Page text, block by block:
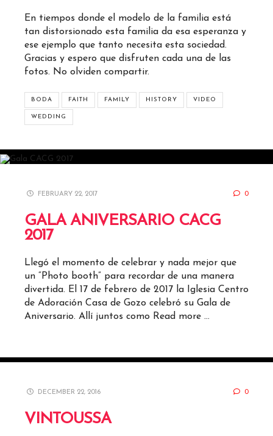
En tiempos donde el modelo de la familia está
tan distorsionado esta familia da esa esperanza y
ese ejemplo que tanto necesita esta sociedad.
Gracias y espero que disfruten cada una de las
fotos. No olviden compartir.
BODA FAITH FAMILY HISTORY VIDEO
WEDDING
FEBRUARY 22, 2017 0
GALA ANIVERSARIO CACG
2017
Llegó el momento de celebrar y nada mejor que
un “Photo booth” para recordar de una manera
divertida. El 17 de febrero de 2017 la Iglesia Centro
de Adoración Casa de Gozo celebró su Gala de
Aniversario. Allí juntos como Read more …
DECEMBER 22, 2016 0
VINTOUSSA